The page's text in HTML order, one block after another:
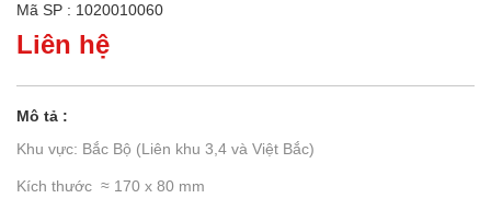
Mã SP : 1020010060
Liên hệ
Mô tả :
Khu vực: Bắc Bộ (Liên khu 3,4 và Việt Bắc)
Kích thước ≈ 170 x 80 mm